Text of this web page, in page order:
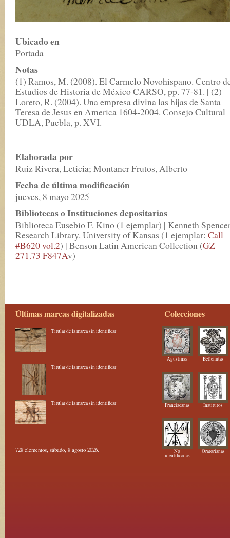
Ubicado en
Portada
Notas
(1) Ramos, M. (2008). El Carmelo Novohispano. Centro
Estudios de Historia de México CARSO, pp. 77-81. | (2)
Loreto, R. (2004). Una empresa divina las hijas de Santa
Teresa de Jesus en America 1604-2004. Consejo Cultural
UDLA, Puebla, p. XVI.
Elaborada por
Ruiz Rivera, Leticia; Montaner Frutos, Alberto
Fecha de última modificación
jueves, 8 mayo 2025
Bibliotecas o Instituciones depositarias
Biblioteca Eusebio F. Kino (1 ejemplar) | Kenneth
Research Library. University of Kansas (1 ejemplar: Call
#B620 vol.2) | Benson Latin American Collection (GZ
271.73 F847Av)
Últimas marcas digitalizadas
Titular de la marca sin identificar
Titular de la marca sin identificar
Titular de la marca sin identificar
728 elementos, sábado, 8 agosto 2026.
Colecciones
Agustinas Betlemitas
Franciscanas Institutos
No
identificadas
Oratorianas